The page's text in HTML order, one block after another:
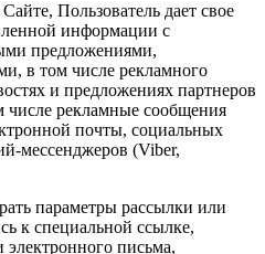
Пользователь дает свое
информации с
предложениями,
в том числе рекламного
и предложениях партнеров
числе рекламные сообщения
почты, социальных
мессенджеров (Viber,
параметры рассылки или
к специальной ссылке,
письма,